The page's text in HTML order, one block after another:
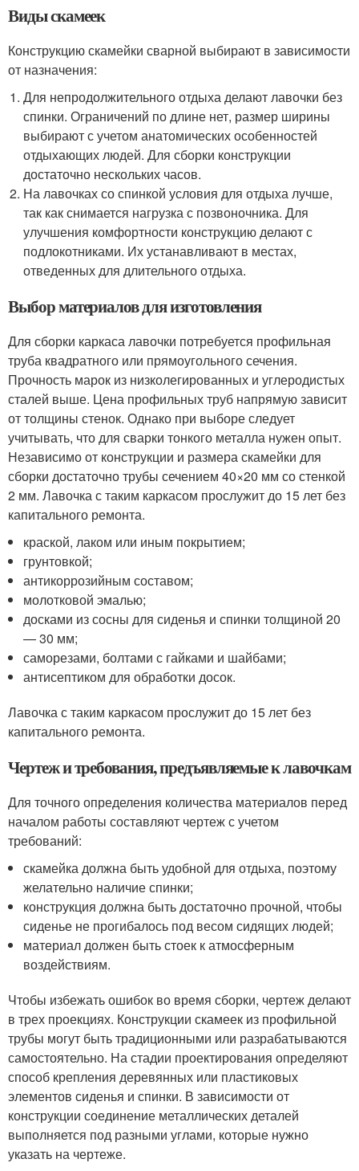
Виды скамеек
Конструкцию скамейки сварной выбирают в зависимости
от назначения:
Для непродолжительного отдыха делают лавочки без
спинки. Ограничений по длине нет, размер ширины
выбирают с учетом анатомических особенностей
отдыхающих людей. Для сборки конструкции
достаточно нескольких часов.
На лавочках со спинкой условия для отдыха лучше,
так как снимается нагрузка с позвоночника. Для
улучшения комфортности конструкцию делают с
подлокотниками. Их устанавливают в местах,
отведенных для длительного отдыха.
Выбор материалов для изготовления
Для сборки каркаса лавочки потребуется профильная
труба квадратного или прямоугольного сечения.
Прочность марок из низколегированных и углеродистых
сталей выше. Цена профильных труб напрямую зависит
от толщины стенок. Однако при выборе следует
учитывать, что для сварки тонкого металла нужен опыт.
Независимо от конструкции и размера скамейки для
сборки достаточно трубы сечением 40×20 мм со стенкой
2 мм. Лавочка с таким каркасом прослужит до 15 лет без
капитального ремонта.
краской, лаком или иным покрытием;
грунтовкой;
антикоррозийным составом;
молотковой эмалью;
досками из сосны для сиденья и спинки толщиной 20
— 30 мм;
саморезами, болтами с гайками и шайбами;
антисептиком для обработки досок.
Лавочка с таким каркасом прослужит до 15 лет без
капитального ремонта.
Чертеж и требования, предъявляемые к лавочкам
Для точного определения количества материалов перед
началом работы составляют чертеж с учетом
требований:
скамейка должна быть удобной для отдыха, поэтому
желательно наличие спинки;
конструкция должна быть достаточно прочной, чтобы
сиденье не прогибалось под весом сидящих людей;
материал должен быть стоек к атмосферным
воздействиям.
Чтобы избежать ошибок во время сборки, чертеж делают
в трех проекциях. Конструкции скамеек из профильной
трубы могут быть традиционными или разрабатываются
самостоятельно. На стадии проектирования определяют
способ крепления деревянных или пластиковых
элементов сиденья и спинки. В зависимости от
конструкции соединение металлических деталей
выполняется под разными углами, которые нужно
указать на чертеже.